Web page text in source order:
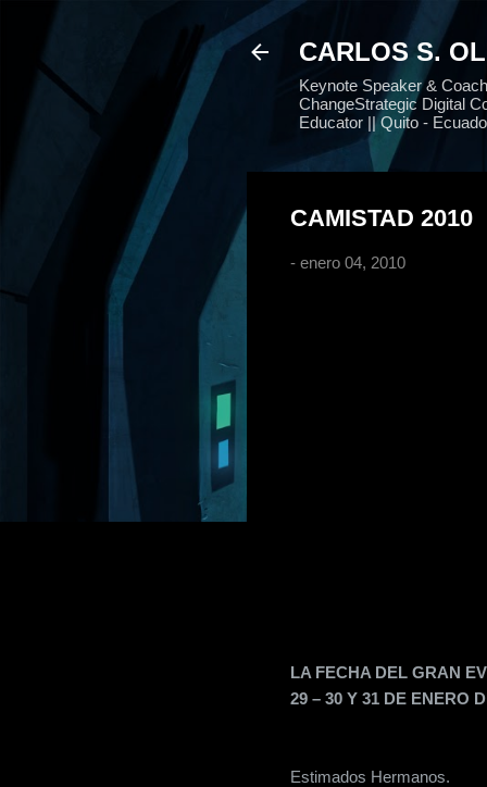
CARLOS S.
Keynote Speaker &
ChangeStrategic Digital
Educator || Quito -
CAMISTAD 2010
- enero 04, 2010
LA FECHA DEL GRAN
29 – 30 Y 31 DE ENERO
Estimados Hermanos.